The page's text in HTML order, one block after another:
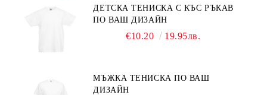
ДЕТСКА ТЕНИСКА С КЪС РЪКАВ
ПО ВАШ ДИЗАЙН
€10.20 19.95лв.
МЪЖКА ТЕНИСКА ПО ВАШ
ДИЗАЙН